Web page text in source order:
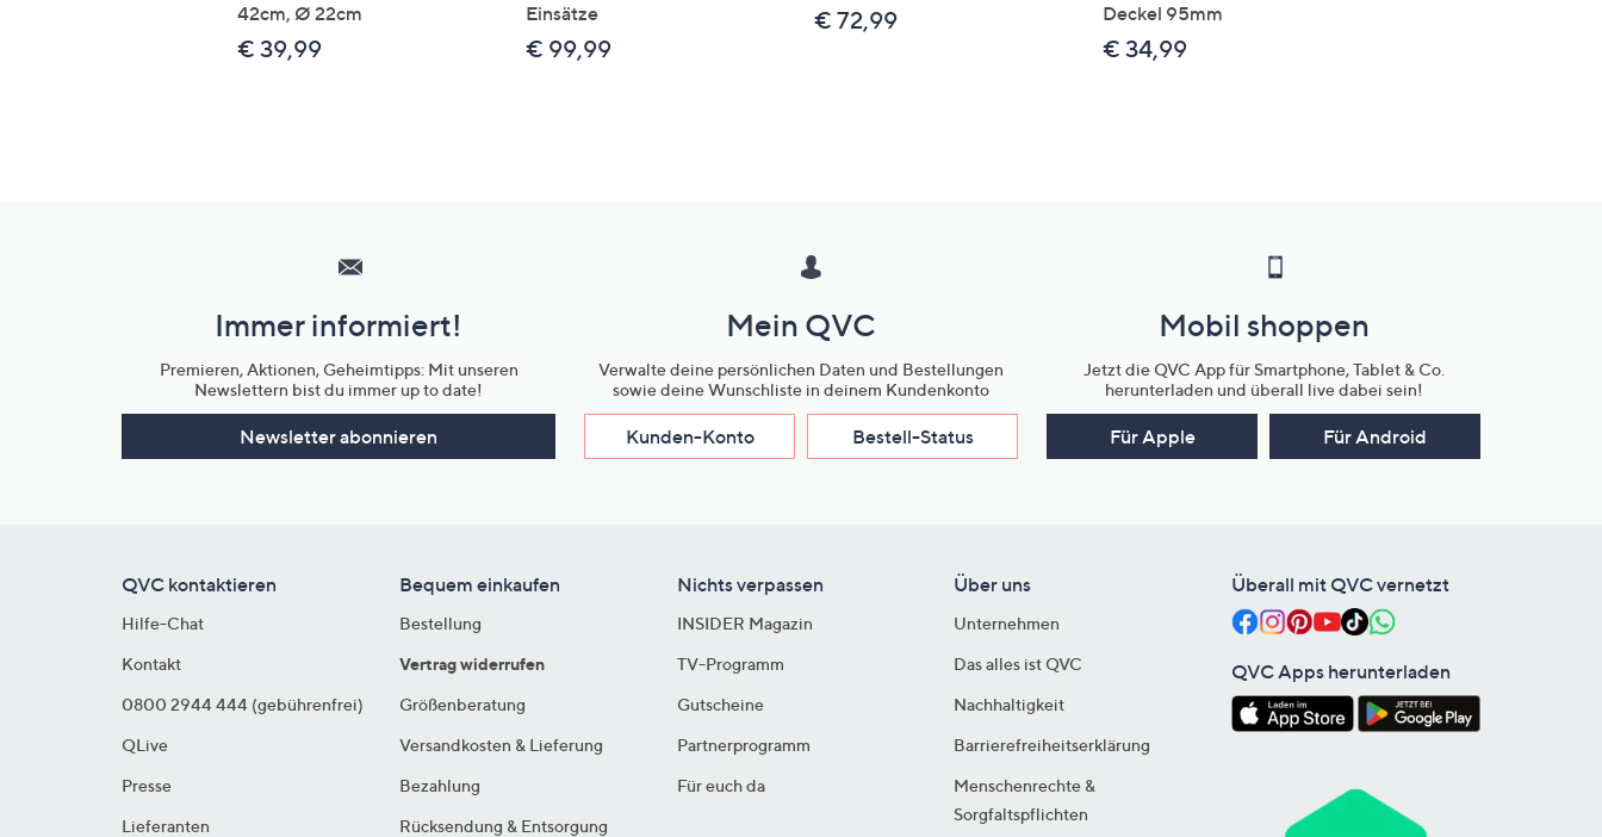
42cm, Ø 22cm
€ 39,99
Einsätze
€ 99,99
€ 72,99
Deckel 95mm
€ 34,99
Unternehmensinformationen
Immer informiert!
Premieren, Aktionen, Geheimtipps: Mit unseren
Newslettern bist du immer up to date!
Newsletter abonnieren
Mein QVC
Verwalte deine persönlichen Daten und Bestellungen
sowie deine Wunschliste in deinem Kundenkonto
Kunden-Konto Bestell-Status
Mobil shoppen
Jetzt die QVC App für Smartphone, Tablet & Co.
herunterladen und überall live dabei sein!
Für Apple Für Android
QVC kontaktieren
Hilfe-Chat
Kontakt
0800 2944 444 (gebührenfrei)
QLive
Presse
Lieferanten
Bequem einkaufen
Bestellung
Vertrag widerrufen
Größenberatung
Versandkosten & Lieferung
Bezahlung
Rücksendung & Entsorgung
Nichts verpassen
INSIDER Magazin
TV-Programm
Gutscheine
Partnerprogramm
Für euch da
Über uns
Unternehmen
Das alles ist QVC
Nachhaltigkeit
Barrierefreiheitserklärung
Menschenrechte &
Sorgfaltspflichten
Überall mit QVC vernetzt
QVC Apps herunterladen